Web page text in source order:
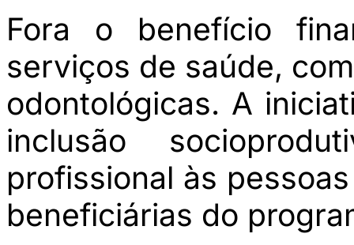
Fora o benefício
serviços de saúde,
odontológicas. A
inclusão
profissional às
beneficiárias do